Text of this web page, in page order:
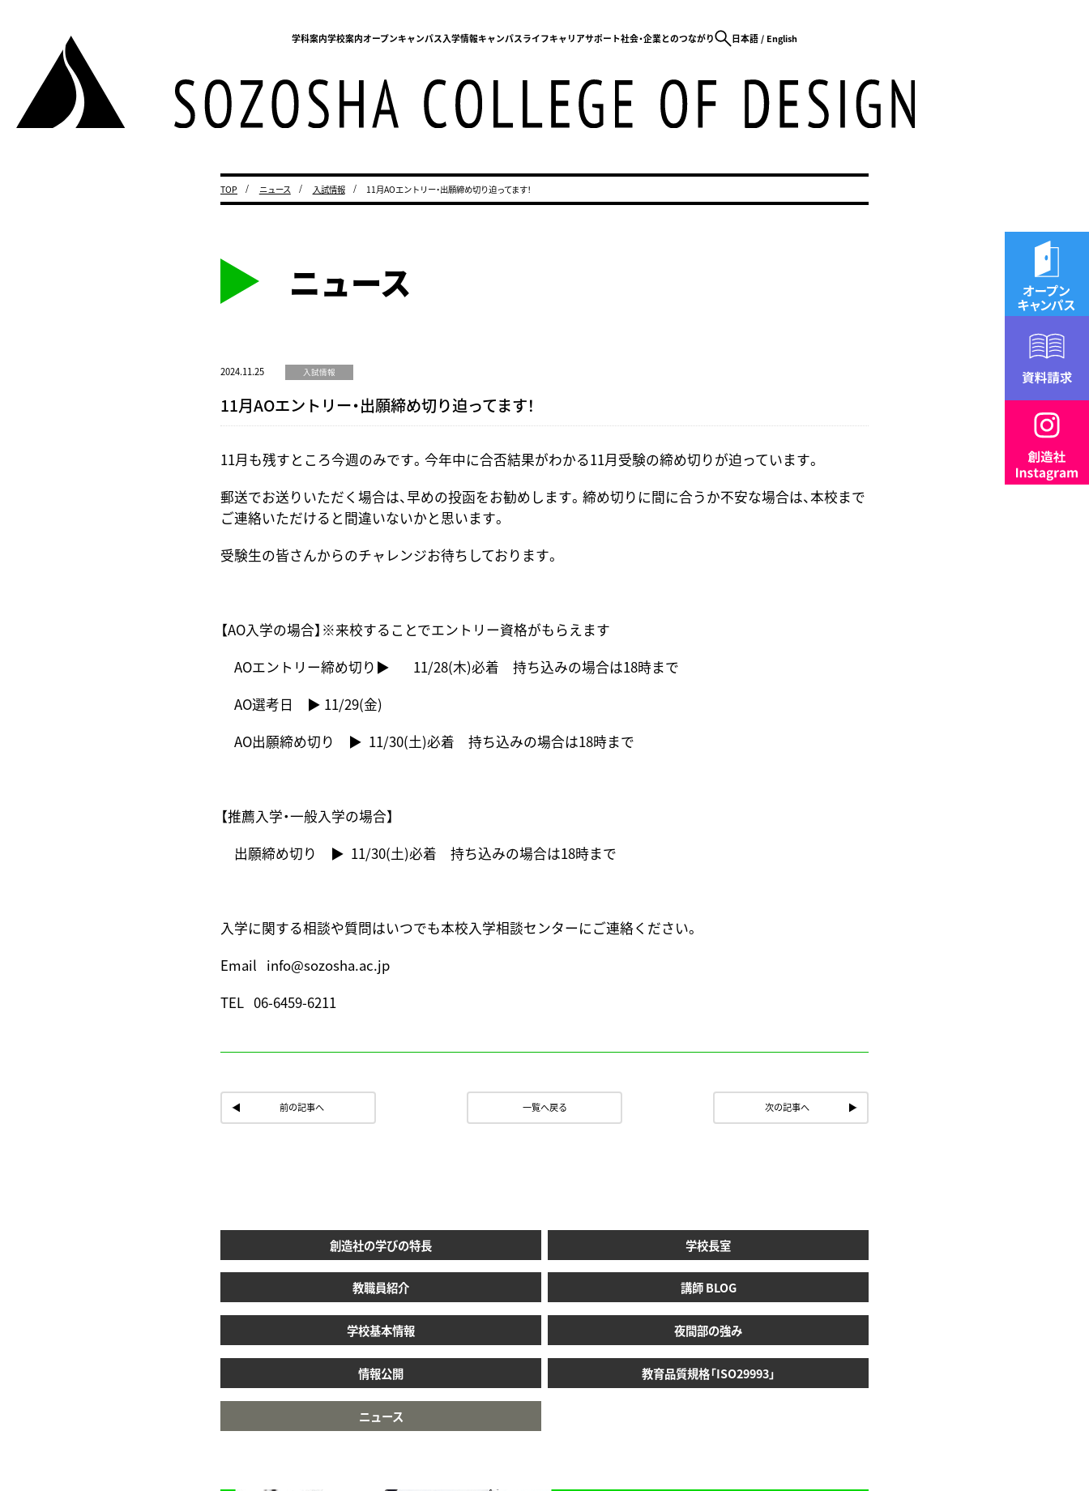
学科案内学校案内オープンキャンパス入学情報キャンパスライフキャリアサポート社会・企業とのつながり 日本語 English
TOP ニュース 入試情報 11月AOエントリー・出願締め切り迫ってます！
ニュース
2024.11.25 入試情報
11月AOエントリー・出願締め切り迫ってます！
11月も残すところ今週のみです。今年中に合否結果がわかる11月受験の締め切りが迫っています。
郵送でお送りいただく場合は、早めの投函をお勧めします。締め切りに間に合うか不安な場合は、本校まで
ご連絡いただけると間違いないかと思います。
受験生の皆さんからのチャレンジお待ちしております。
【AO入学の場合】※来校することでエントリー資格がもらえます
AOエントリー締め切り▶︎ 11/28(木)必着 持ち込みの場合は18時まで
AO選考日 ▶︎ 11/29(金)
AO出願締め切り ▶︎ 11/30(土)必着 持ち込みの場合は18時まで
【推薦入学・一般入学の場合】
出願締め切り ▶︎ 11/30(土)必着 持ち込みの場合は18時まで
入学に関する相談や質問はいつでも本校入学相談センターにご連絡ください。
Email info@sozosha.ac.jp
TEL 06-6459-6211
前の記事へ 次の記事へ
一覧へ戻る
創造社の学びの特長 学校長室
教職員紹介 講師 BLOG
学校基本情報 夜間部の強み
情報公開 教育品質規格「ISO29993」
ニュース